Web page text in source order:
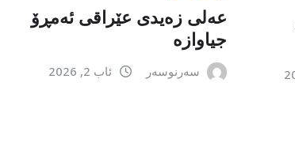
عەلی زەیدی عێراقی ئەمڕۆ
جیاوازە
سەرنوسەر ئاب 2, 2026